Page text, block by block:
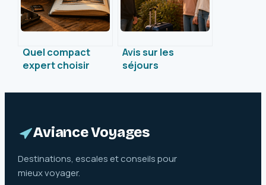
Quel compact
expert choisir
critères pour des
Avis sur les
séjours
5 points de
réussi
Aviance Voyages
Destinations, escales et conseils pour
mieux voyager.